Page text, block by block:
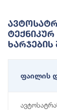
Ხარჯების
ფაილის